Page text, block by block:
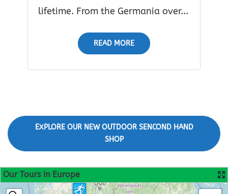
lifetime. From the Germania over...
READ MORE
EXPLORE OUR NEW OUTDOOR SENCOND HAND
SHOP
Our Tours in Europe